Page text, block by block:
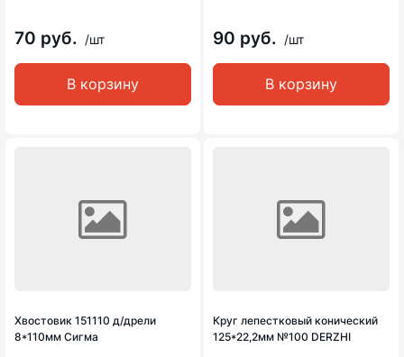
70 руб. /шт
В корзину
90 руб. /шт
В корзину
Хвостовик 151110 д/дрели
8*110мм Сигма
Круг лепестковый конический
125*22,2мм №100 DERZHI